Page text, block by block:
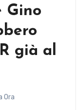
Gino
già al
Ora